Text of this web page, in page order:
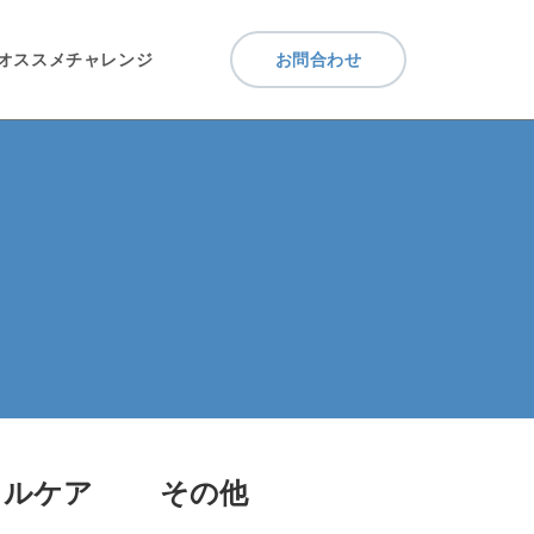
ススメチャレンジ お問合わせ
ケア その他